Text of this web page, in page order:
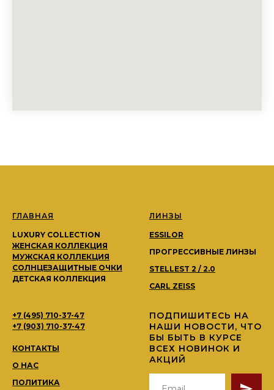
ГЛАВНАЯ
LUXURY COLLECTION
ЖЕНСКАЯ КОЛЛЕКЦИЯ
МУЖСКАЯ КОЛЛЕКЦИЯ
СОЛНЦЕЗАЩИТНЫЕ ОЧКИ
ДЕТСКАЯ КОЛЛЕКЦИЯ
ЛИНЗЫ
ESSILOR
ПРОГРЕССИВНЫЕ ЛИНЗЫ
STELLEST 2 / 2.0
CARL ZEISS
+7 (495) 710-37-47
+7 (903) 710-37-47
КОНТАКТЫ
О НАС
ПОЛИТИКА
ПОДПИШИТЕСЬ НА
НАШИ НОВОСТИ, ЧТО
БЫ БЫТЬ В КУРСЕ
ВСЕХ НОВИНОК И
АКЦИЙ